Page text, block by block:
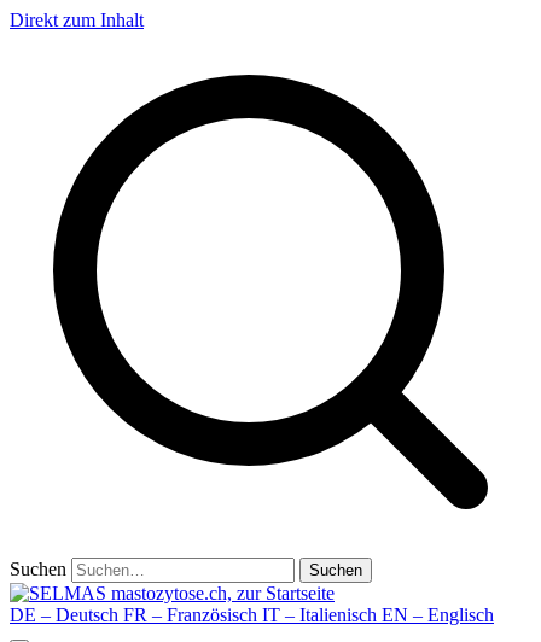
Direkt zum Inhalt
Suchen Suchen
DE – Deutsch FR – Französisch IT – Italienisch EN – Englisch